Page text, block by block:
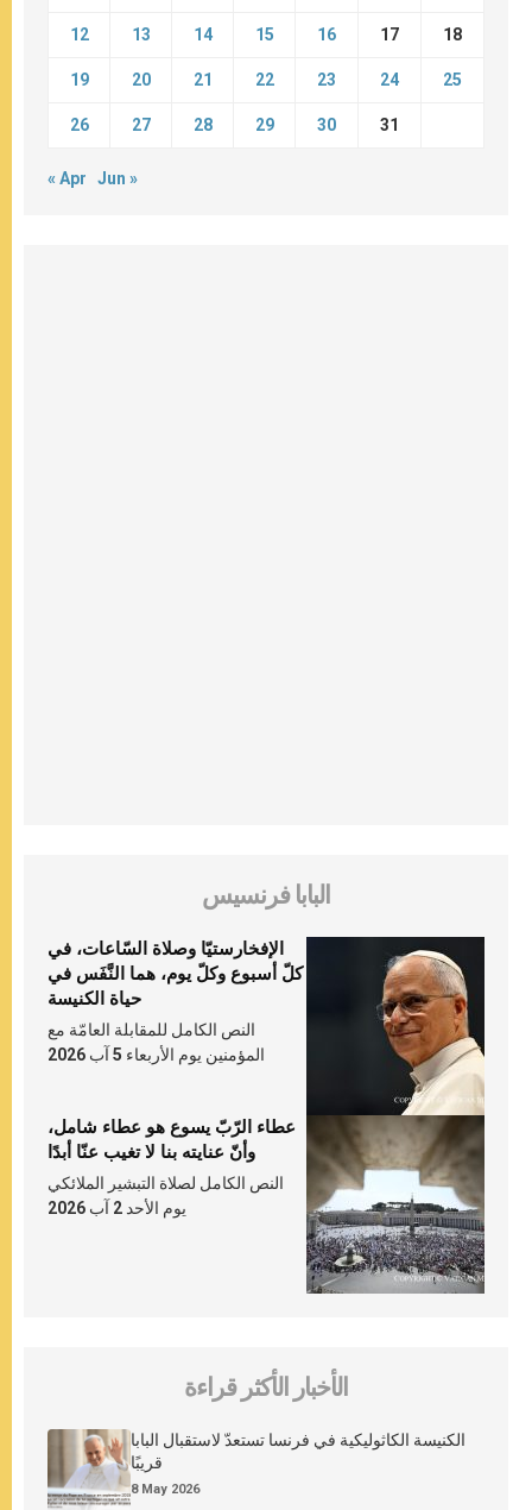
12 13 14 15 16 17 18
19 20 21 22 23 24 25
26 27 28 29 30 31
« Apr Jun »
البابا فرنسيس
الإفخارستيّا وصلاة السّاعات، في
كلّ أسبوع وكلّ يوم، هما النَّفَس في
حياة الكنيسة
النص الكامل للمقابلة العامّة مع
المؤمنين يوم الأربعاء 5 آب 2026
عطاء الرّبّ يسوع هو عطاء شامل،
وأنّ عنايته بنا لا تغيب عنّا أبدًا
النص الكامل لصلاة التبشير الملائكي
يوم الأحد 2 آب 2026
الأخبار الأكثر قراءة
الكنيسة الكاثوليكية في فرنسا تستعدّ لاستقبال البابا
قريبًا
8 May 2026